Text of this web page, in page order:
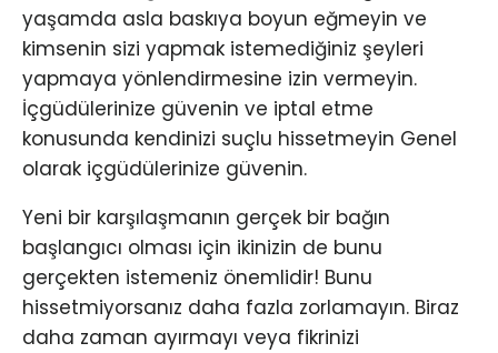
yaşamda asla baskıya boyun eğmeyin ve
kimsenin sizi yapmak istemediğiniz şeyleri
yapmaya yönlendirmesine izin vermeyin.
İçgüdülerinize güvenin ve iptal etme
konusunda kendinizi suçlu hissetmeyin Genel
olarak içgüdülerinize güvenin.
Yeni bir karşılaşmanın gerçek bir bağın
başlangıcı olması için ikinizin de bunu
gerçekten istemeniz önemlidir! Bunu
hissetmiyorsanız daha fazla zorlamayın. Biraz
daha zaman ayırmayı veya fikrinizi